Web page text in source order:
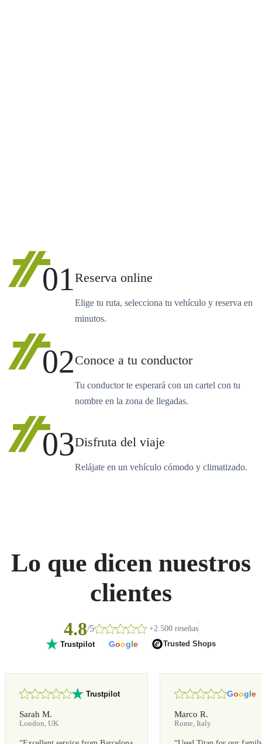
01Reserva online
Elige tu ruta, selecciona tu vehículo y reserva en
minutos.
02Conoce a tu conductor
Tu conductor te esperará con un cartel con tu
nombre en la zona de llegadas.
03Disfruta del viaje
Relájate en un vehículo cómodo y climatizado.
Lo que dicen nuestros
clientes
4.8/5 +2.500 reseñas
Trustpilot Google Trusted Shops
Trustpilot
Sarah M.
London, UK
Google
Marco R.
Rome, Italy